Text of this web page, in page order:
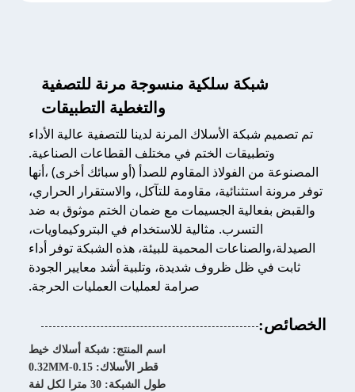
شبكة سلكية منسوجة مرنة للتصفية
والتغطية التطبيقات
تم تصميم شبكة الأسلاك المرنة لدينا للتصفية عالية الأداء
وتطبيقات الختم في مختلف القطاعات الصناعية.
المصنوعة من الفولاذ المقاوم للصدأ (أو سبائك أخرى) ،أنها
توفر مرونة استثنائية، مقاومة للتآكل، والاستقرار الحراري،
والقبض بفعالية الجسيمات مع ضمان الختم موثوق به ضد
التسرب. مثالية للاستخدام في البتروكيماويات،
الصيدلة،والصناعات المحمية للبيئة، هذه الشبكة توفر أداء
ثابت في ظل ظروف شديدة، وتلبية أشد معايير الجودة
صرامة لعمليات العمليات الحرجة.
الخصائص:
اسم المنتج: شبكة أسلاك خيط
قطر الأسلاك: 0.15-0.32MM
طول الشبكة: 30 مترا لكل لفة